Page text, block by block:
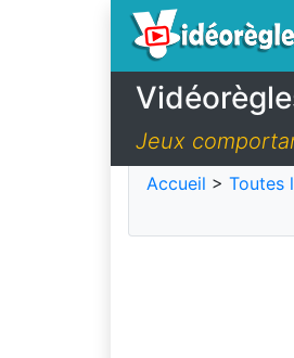
Jeux
Accueil > Toutes